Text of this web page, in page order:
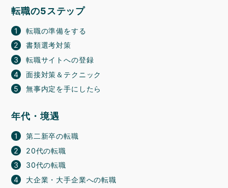
転職の5ステップ
転職の準備をする
書類選考対策
転職サイトへの登録
面接対策＆テクニック
無事内定を手にしたら
年代・境遇
第二新卒の転職
20代の転職
30代の転職
大企業・大手企業への転職